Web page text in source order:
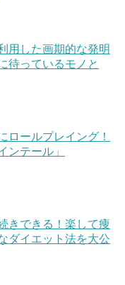
用した画期的な発明
待っているモノと
ロールプレイング！
ンテール」
きできる！楽して痩
ダイエット法を大公